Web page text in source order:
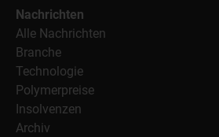
Nachrichten
Alle Nachrichten
Branche
Technologie
Polymerpreise
Insolvenzen
Archiv